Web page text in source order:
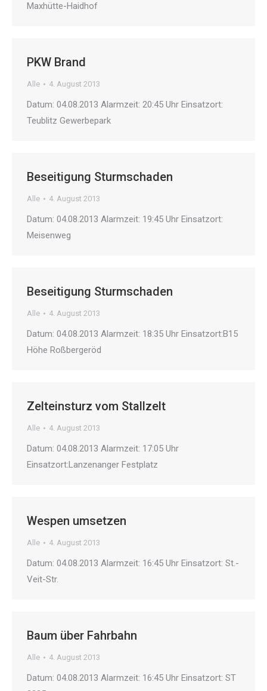
Maxhütte-Haidhof
PKW Brand
Alle 4. August 2013
Datum: 04.08.2013 Alarmzeit: 20:45 Uhr Einsatzort:
Teublitz Gewerbepark
Beseitigung Sturmschaden
Alle 4. August 2013
Datum: 04.08.2013 Alarmzeit: 19:45 Uhr Einsatzort:
Meisenweg
Beseitigung Sturmschaden
Alle 4. August 2013
Datum: 04.08.2013 Alarmzeit: 18:35 Uhr Einsatzort:B15
Höhe Roßbergeröd
Zelteinsturz vom Stallzelt
Alle 4. August 2013
Datum: 04.08.2013 Alarmzeit: 17:05 Uhr
Einsatzort:Lanzenanger Festplatz
Wespen umsetzen
Alle 4. August 2013
Datum: 04.08.2013 Alarmzeit: 16:45 Uhr Einsatzort: St.-
Veit-Str.
Baum über Fahrbahn
Alle 4. August 2013
Datum: 04.08.2013 Alarmzeit: 16:45 Uhr Einsatzort: ST